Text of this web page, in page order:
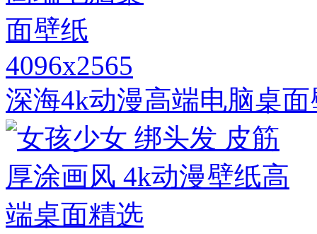
4096x2565
深海4k动漫高端电脑桌面